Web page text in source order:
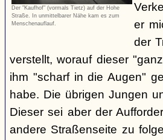
Der "Kaufhof" (vormals Tietz) auf der Hohe
Straße. In unmittelbarer Nähe kam es zum
Menschenauflauf.
er
der
verstellt, worauf dieser
ihm "scharf in die Augen"
habe. Die übrigen Jungen
Dieser sei aber der
andere Straßenseite zu